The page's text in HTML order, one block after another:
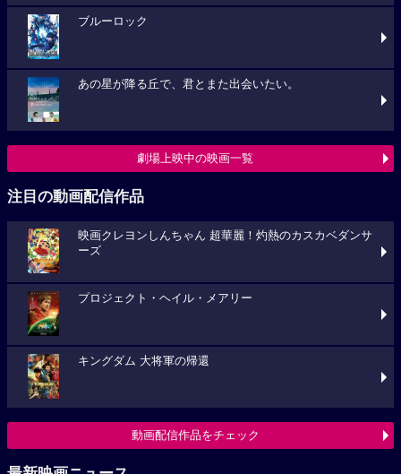
ブルーロック
あの星が降る丘で、君とまた出会いたい。
劇場上映中の映画一覧
注目の動画配信作品
映画クレヨンしんちゃん 超華麗！灼熱のカスカベダンサ
ーズ
プロジェクト・ヘイル・メアリー
キングダム 大将軍の帰還
動画配信作品をチェック